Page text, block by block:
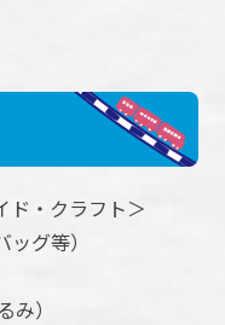
ド・クラフト＞
グ等）
）